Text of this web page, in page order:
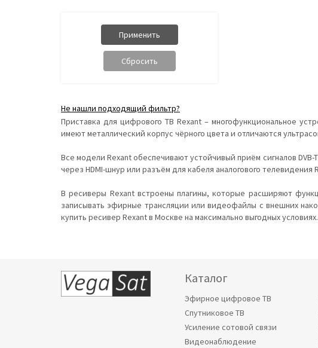
Не нашли подходящий фильтр?
Приставка для цифрового ТВ Rexant – многофункциональное
имеют металлический корпус чёрного цвета и отличаются
Все модели Rexant обеспечивают устойчивый приём сигналов
через HDMI-шнур или разъём для кабеля аналогового телевидения
В ресиверы Rexant встроены плагины, которые расширяют
записывать эфирные трансляции или видеофайлы с внешних
купить ресивер Rexant в Москве на максимально выгодных условиях.
Каталог
Эфирное цифровое ТВ
Спутниковое ТВ
Усиление сотовой связи
Видеонаблюдение